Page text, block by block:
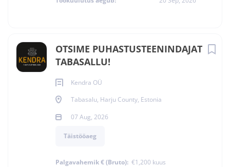
OTSIME PUHASTUSTEENINDAJAT
TABASALLU!
Kendra OÜ
Tabasalu, Harju County, Estonia
07 Aug, 2026
Täistööaeg
Palgavahemik € (Bruto): €1,200 kuus